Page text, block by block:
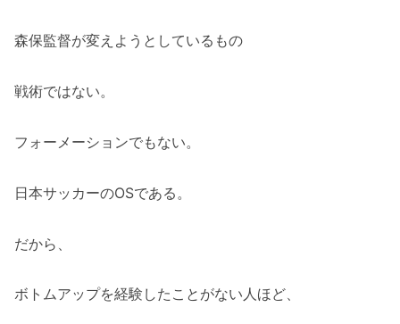
森保監督が変えようとしているもの
戦術ではない。
フォーメーションでもない。
日本サッカーのOSである。
だから、
ボトムアップを経験したことがない人ほど、